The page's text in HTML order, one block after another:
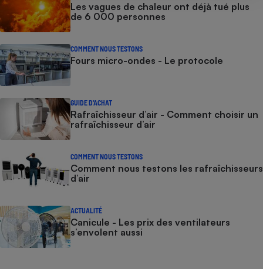
Les vagues de chaleur ont déjà tué plus
de 6 000 personnes
COMMENT NOUS TESTONS
Fours micro-ondes - Le protocole
GUIDE D'ACHAT
Rafraîchisseur d’air - Comment choisir un
rafraîchisseur d’air
COMMENT NOUS TESTONS
Comment nous testons les rafraîchisseurs
d’air
ACTUALITÉ
Canicule - Les prix des ventilateurs
s’envolent aussi